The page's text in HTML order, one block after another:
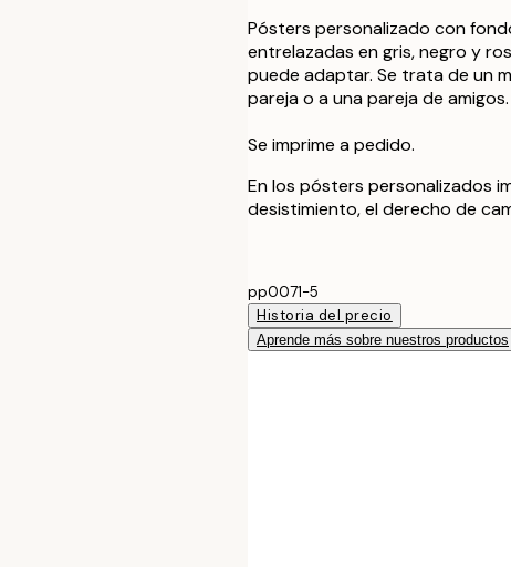
Pósters personalizado con
entrelazadas en gris, negro y
puede adaptar. Se trata de un
pareja o a una pareja de amigos.
Se imprime a pedido.
En los pósters personalizados
desistimiento, el derecho de
pp0071-5
Historia del precio
Aprende más sobre nuestros productos